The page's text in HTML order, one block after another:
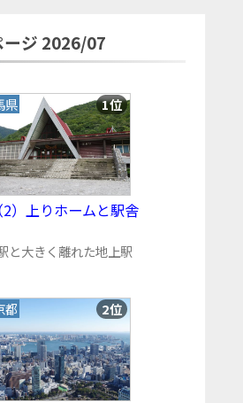
ージ 2026/07
県 1位
）上りホームと駅舎
と大きく離れた地上駅
都 2位